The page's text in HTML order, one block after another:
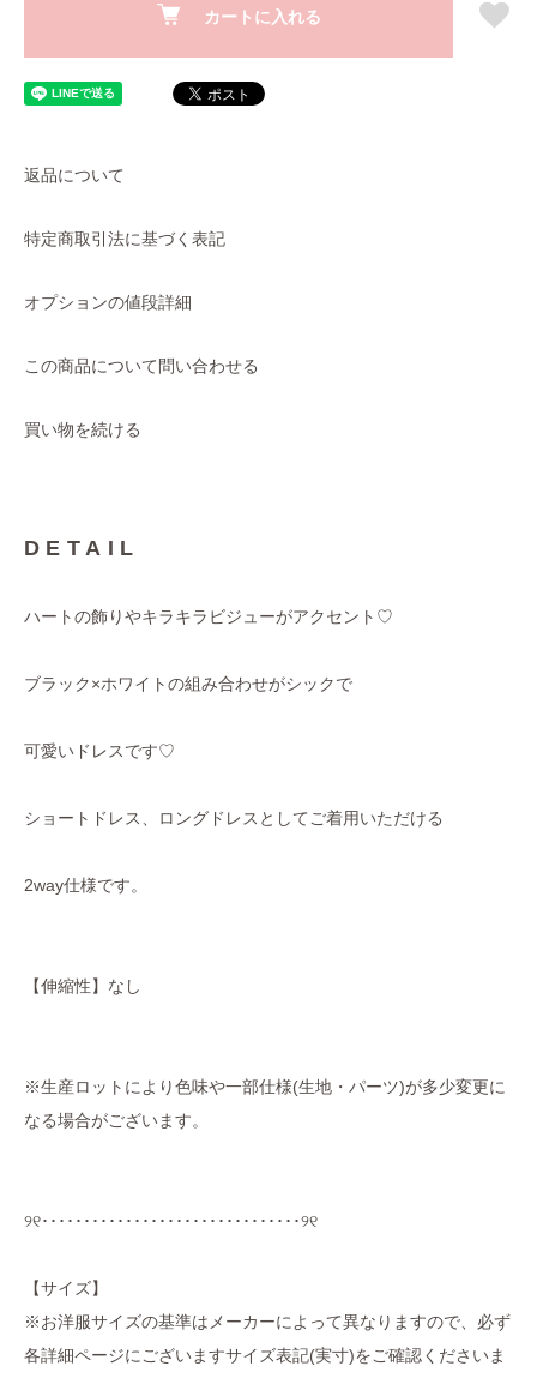
カートに入れる
返品について
特定商取引法に基づく表記
オプションの値段詳細
この商品について問い合わせる
買い物を続ける
DETAIL
ハートの飾りやキラキラビジューがアクセント♡
ブラック×ホワイトの組み合わせがシックで
可愛いドレスです♡
ショートドレス、ロングドレスとしてご着用いただける
2way仕様です。
【伸縮性】なし
※生産ロットにより色味や一部仕様(生地・パーツ)が多少変更に
なる場合がございます。
୨୧･･･････････････････････････････୨୧
【サイズ】
※お洋服サイズの基準はメーカーによって異なりますので、必ず
各詳細ページにございますサイズ表記(実寸)をご確認くださいま